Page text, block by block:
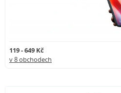
119 - 649 Kč
v 8 obchodech